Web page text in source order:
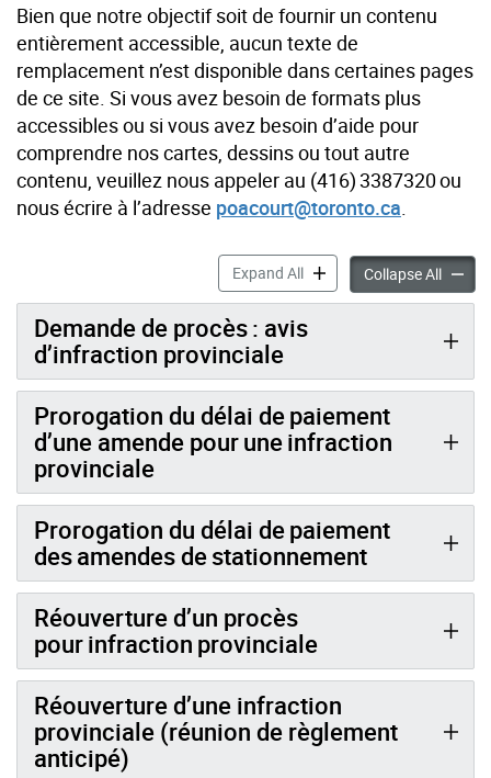
Bien que notre objectif soit de fournir un contenu
entièrement accessible, aucun texte de
remplacement n’est disponible dans certaines pages
de ce site. Si vous avez besoin de formats plus
accessibles ou si vous avez besoin d’aide pour
comprendre nos cartes, dessins ou tout autre
contenu, veuillez nous appeler au (416) 3387320 ou
nous écrire à l’adresse poacourt@toronto.ca
Expand AllFormulaires en ligne pour
Collapse All
Demande de procès : avis
d’infraction provinciale
Prorogation du délai de paiement
d’une amende pour une infraction
provinciale
Prorogation du délai de paiement
des amendes de stationnement
Réouverture d’un procès
pour infraction provinciale
Réouverture d’une infraction
provinciale (réunion de règlement
anticipé)